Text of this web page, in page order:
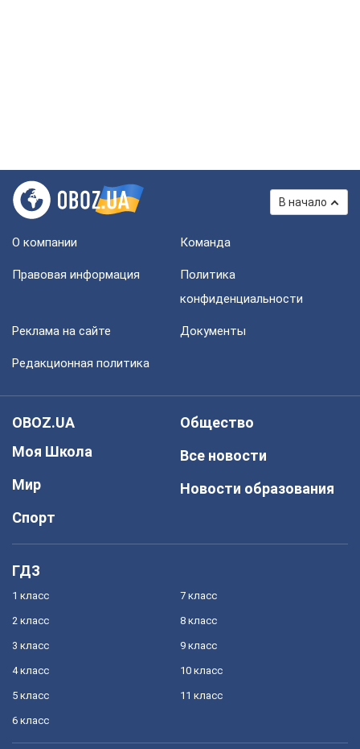
В начало
О компании Команда
Правовая информация
Политика
конфиденциальности
Реклама на сайте Документы
Редакционная политика
OBOZ.UA
Моя Школа
Мир
Спорт
Общество
Все новости
Новости образования
ГДЗ
1 класс
2 класс
3 класс
4 класс
5 класс
6 класс
7 класс
8 класс
9 класс
10 класс
11 класс